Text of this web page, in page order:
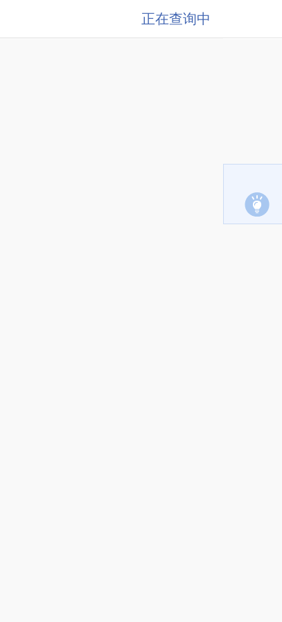
正在查询中